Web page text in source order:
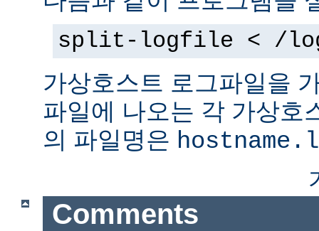
split-logfile < /
가상호스트 로그파일을
파일에 나오는 각 가상호
의 파일명은
Comments